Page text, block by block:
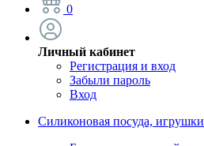
0
Личный кабинет
Регистрация и вход
Забыли пароль
Вход
Силиконовая посуда, игрушки